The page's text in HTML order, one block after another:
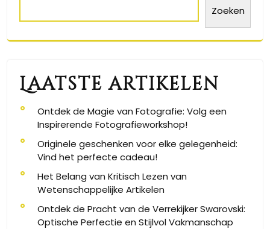
Zoeken
Laatste artikelen
Ontdek de Magie van Fotografie: Volg een
Inspirerende Fotografieworkshop!
Originele geschenken voor elke gelegenheid:
Vind het perfecte cadeau!
Het Belang van Kritisch Lezen van
Wetenschappelijke Artikelen
Ontdek de Pracht van de Verrekijker Swarovski:
Optische Perfectie en Stijlvol Vakmanschap